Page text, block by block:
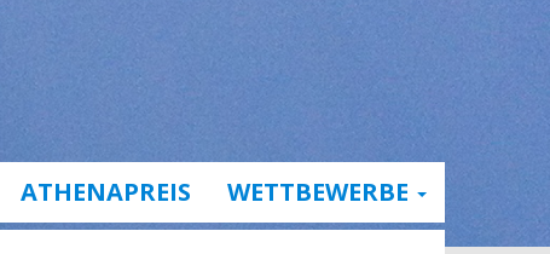
ATHENAPREIS WETTBEWERBE